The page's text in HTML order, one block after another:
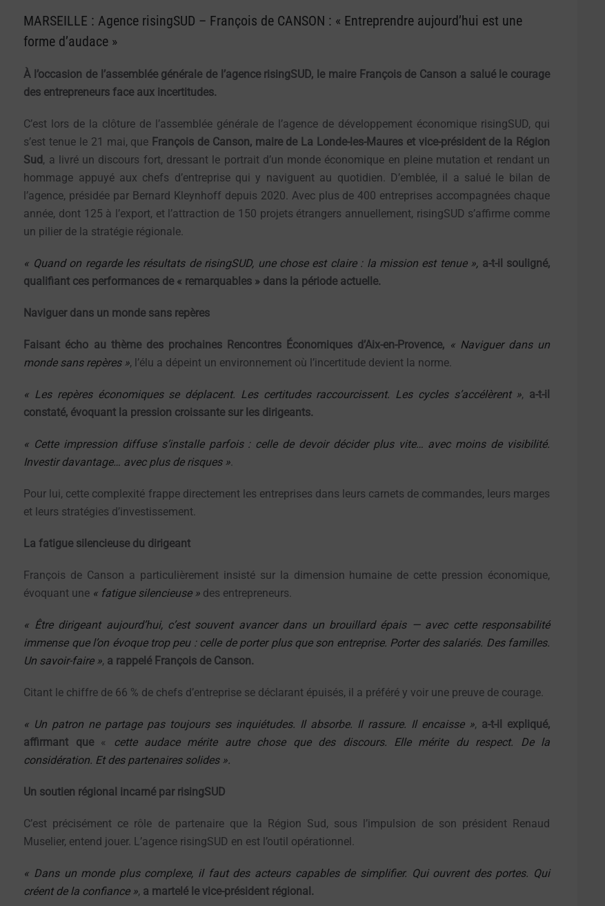
MARSEILLE : Agence risingSUD – François de CANSON : « Entreprendre aujourd’hui est une
forme d’audace »
À l’occasion de l’assemblée générale de l’agence risingSUD, le maire François de Canson a salué le courage
des entrepreneurs face aux incertitudes.
C’est lors de la clôture de l’assemblée générale de l’agence de développement économique risingSUD, qui
s’est tenue le 21 mai, que François de Canson, maire de La Londe-les-Maures et vice-président de la Région
Sud, a livré un discours fort, dressant le portrait d’un monde économique en pleine mutation et rendant un
hommage appuyé aux chefs d’entreprise qui y naviguent au quotidien. D’emblée, il a salué le bilan de
l’agence, présidée par Bernard Kleynhoff depuis 2020. Avec plus de 400 entreprises accompagnées chaque
année, dont 125 à l’export, et l’attraction de 150 projets étrangers annuellement, risingSUD s’affirme comme
un pilier de la stratégie régionale.
« Quand on regarde les résultats de risingSUD, une chose est claire : la mission est tenue », a-t-il souligné,
qualifiant ces performances de « remarquables » dans la période actuelle.
Naviguer dans un monde sans repères
Faisant écho au thème des prochaines Rencontres Économiques d’Aix-en-Provence, « Naviguer dans un
monde sans repères », l’élu a dépeint un environnement où l’incertitude devient la norme.
« Les repères économiques se déplacent. Les certitudes raccourcissent. Les cycles s’accélèrent », a-t-il
constaté, évoquant la pression croissante sur les dirigeants.
« Cette impression diffuse s’installe parfois : celle de devoir décider plus vite… avec moins de visibilité.
Investir davantage… avec plus de risques ».
Pour lui, cette complexité frappe directement les entreprises dans leurs carnets de commandes, leurs marges
et leurs stratégies d’investissement.
La fatigue silencieuse du dirigeant
François de Canson a particulièrement insisté sur la dimension humaine de cette pression économique,
évoquant une « fatigue silencieuse » des entrepreneurs.
« Être dirigeant aujourd’hui, c’est souvent avancer dans un brouillard épais — avec cette responsabilité
immense que l’on évoque trop peu : celle de porter plus que son entreprise. Porter des salariés. Des familles.
Un savoir-faire », a rappelé François de Canson.
Citant le chiffre de 66 % de chefs d’entreprise se déclarant épuisés, il a préféré y voir une preuve de courage.
« Un patron ne partage pas toujours ses inquiétudes. Il absorbe. Il rassure. Il encaisse », a-t-il expliqué,
affirmant que«
cette audace mérite autre chose que des discours. Elle mérite du respect. De la
considération. Et des partenaires solides ».
Un soutien régional incarné par risingSUD
C’est précisément ce rôle de partenaire que la Région Sud, sous l’impulsion de son président Renaud
Muselier, entend jouer. L’agence risingSUD en est l’outil opérationnel.
« Dans un monde plus complexe, il faut des acteurs capables de simplifier. Qui ouvrent des portes. Qui
créent de la confiance », a martelé le vice-président régional.